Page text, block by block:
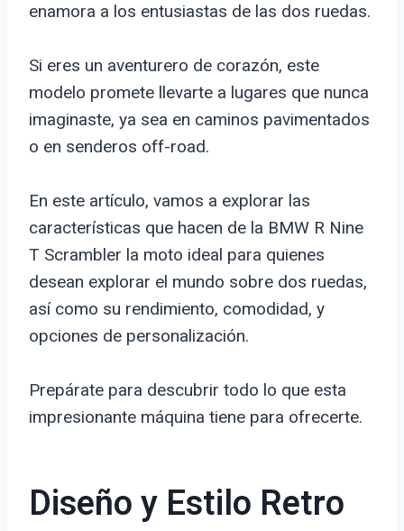
enamora a los entusiastas de las dos ruedas.
Si eres un aventurero de corazón, este
modelo promete llevarte a lugares que nunca
imaginaste, ya sea en caminos pavimentados
o en senderos off-road.
En este artículo, vamos a explorar las
características que hacen de la BMW R Nine
T Scrambler la moto ideal para quienes
desean explorar el mundo sobre dos ruedas,
así como su rendimiento, comodidad, y
opciones de personalización.
Prepárate para descubrir todo lo que esta
impresionante máquina tiene para ofrecerte.
Diseño y Estilo Retro